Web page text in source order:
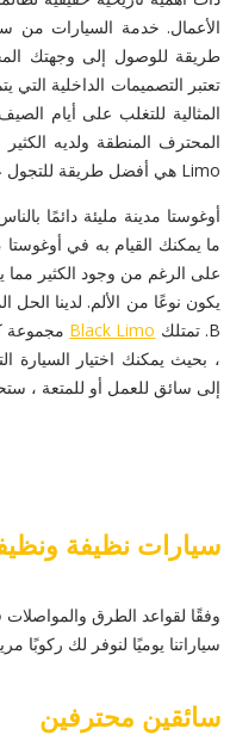
طريقة للوصول إلى وجهتك
تعتبر التصميمات الداخلية
المثالية للتغلب على أيام
Limo هي أفضل طريقة للتجول على الأرض في أوغوستا.
أوغوستا مدينة مليئة دائمًا
ما يمكنك القيام به في
على الرغم من وجود الكثير مما
B. تمتلك
Black Limo مجموعة
، بحيث يمكنك اختيار
إلى سائق للعمل أو للمتعة ،
سيارات نظيفة
وفقًا لقواعد الطرق
سياراتنا يوميًا لنوفر لك ركوبًا
سائقين محترفين